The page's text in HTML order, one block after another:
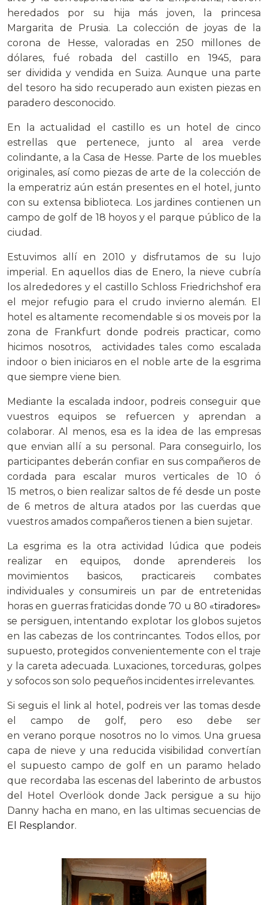
heredados por su hija más joven, la princesa
Margarita de Prusia. La colección de joyas de la
corona de Hesse, valoradas en 250 millones de
dólares, fué robada del castillo en 1945, para
ser dividida y vendida en Suiza. Aunque una parte
del tesoro ha sido recuperado aun existen piezas en
paradero desconocido.
En la actualidad el castillo es un hotel de cinco
estrellas que pertenece, junto al area verde
colindante, a la Casa de Hesse. Parte de los muebles
originales, así como piezas de arte de la colección de
la emperatriz aún están presentes en el hotel, junto
con su extensa biblioteca. Los jardines contienen un
campo de golf de 18 hoyos y el parque público de la
ciudad.
Estuvimos allí en 2010 y disfrutamos de su lujo
imperial. En aquellos dias de Enero, la nieve cubría
los alrededores y el castillo Schloss Friedrichshof era
el mejor refugio para el crudo invierno alemán. El
hotel es altamente recomendable si os moveis por la
zona de Frankfurt donde podreis practicar, como
hicimos nosotros, actividades tales como escalada
indoor o bien iniciaros en el noble arte de la esgrima
que siempre viene bien.
Mediante la escalada indoor, podreis conseguir que
vuestros equipos se refuercen y aprendan a
colaborar. Al menos, esa es la idea de las empresas
que envian allí a su personal. Para conseguirlo, los
participantes deberán confiar en sus compañeros de
cordada para escalar muros verticales de 10 ó
15 metros, o bien realizar saltos de fé desde un poste
de 6 metros de altura atados por las cuerdas que
vuestros amados compañeros tienen a bien sujetar.
La esgrima es la otra actividad lúdica que podeis
realizar en equipos, donde aprendereis los
movimientos basicos, practicareis combates
individuales y consumireis un par de entretenidas
horas en guerras fraticidas donde 70 u 80 «tiradores»
se persiguen, intentando explotar los globos sujetos
en las cabezas de los contrincantes. Todos ellos, por
supuesto, protegidos convenientemente con el traje
y la careta adecuada. Luxaciones, torceduras, golpes
y sofocos son solo pequeños incidentes irrelevantes.
Si seguis el link al hotel, podreis ver las tomas desde
el campo de golf, pero eso debe ser
en verano porque nosotros no lo vimos. Una gruesa
capa de nieve y una reducida visibilidad convertían
el supuesto campo de golf en un paramo helado
que recordaba las escenas del laberinto de arbustos
del Hotel Overlöok donde Jack persigue a su hijo
Danny hacha en mano, en las ultimas secuencias de
El Resplandor.